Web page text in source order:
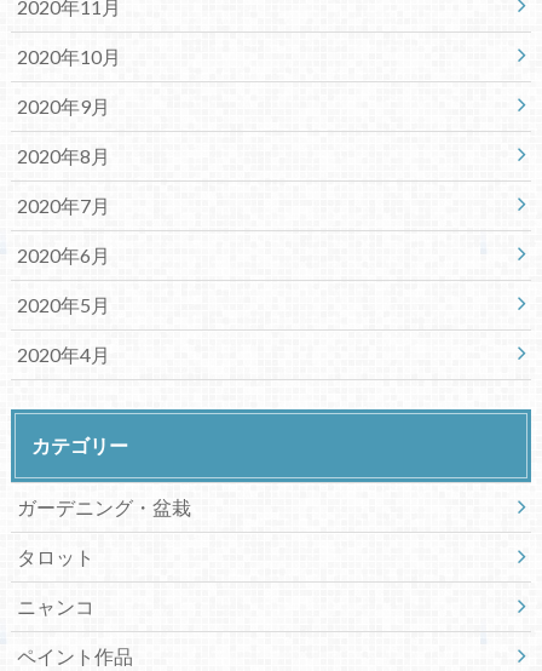
2020年11月
2020年10月
2020年9月
2020年8月
2020年7月
2020年6月
2020年5月
2020年4月
カテゴリー
ガーデニング・盆栽
タロット
ニャンコ
ペイント作品